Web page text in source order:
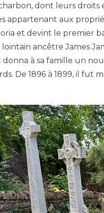
dont leurs
appartenant aux
et devint le premier
ancêtre James
à sa famille un
De 1896 à 1899, il fut